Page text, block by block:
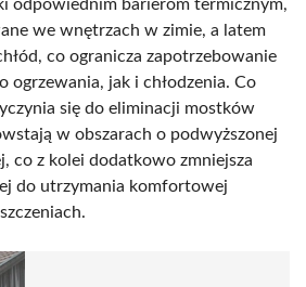
odpowiednim barierom termicznym,
we wnętrzach w zimie, a latem
co ogranicza zapotrzebowanie
ogrzewania, jak i chłodzenia. Co
się do eliminacji mostków
w obszarach o podwyższonej
co z kolei dodatkowo zmniejsza
do utrzymania komfortowej